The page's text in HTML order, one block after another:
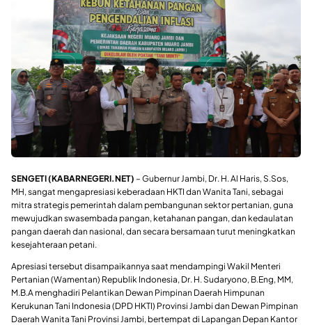
SENGETI (KABARNEGERI.NET) – Gubernur Jambi, Dr. H. Al Haris, S.Sos,
MH, sangat mengapresiasi keberadaan HKTI dan Wanita Tani, sebagai
mitra strategis pemerintah dalam pembangunan sektor pertanian, guna
mewujudkan swasembada pangan, ketahanan pangan, dan kedaulatan
pangan daerah dan nasional, dan secara bersamaan turut meningkatkan
kesejahteraan petani.
Apresiasi tersebut disampaikannya saat mendampingi Wakil Menteri
Pertanian (Wamentan) Republik Indonesia, Dr. H. Sudaryono, B.Eng, MM,
M.B.A menghadiri Pelantikan Dewan Pimpinan Daerah Himpunan
Kerukunan Tani Indonesia (DPD HKTI) Provinsi Jambi dan Dewan Pimpinan
Daerah Wanita Tani Provinsi Jambi, bertempat di Lapangan Depan Kantor